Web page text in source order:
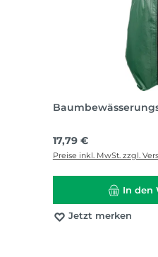
Regulärer Preis:
17,79 €
Preise inkl. MwSt. zzgl.
In den
Jetzt merken